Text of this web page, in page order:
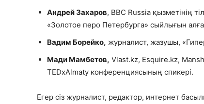
Андрей Захаров, BBC Russia қызметінің
«Золотое перо Петербурга» сыйлығын
Вадим Борейко, журналист, жазушы,
Мади Мамбетов, Vlast.kz, Esquire.kz,
TEDxAlmaty конференциясының спикері.
Егер сіз журналист, редактор, интернет